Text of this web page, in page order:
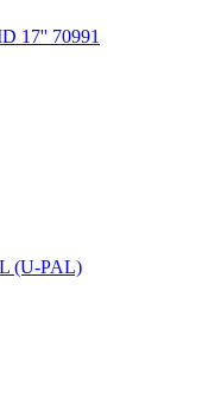
17'' 70991
(U-PAL)